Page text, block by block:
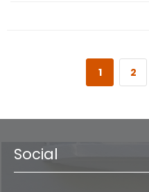
1 2
Social